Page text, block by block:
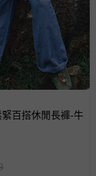
泳裝、襪子、地
包屁衣、學習
、哺乳衣、托腹
拆封」，或具警
百搭休閒長褲-牛